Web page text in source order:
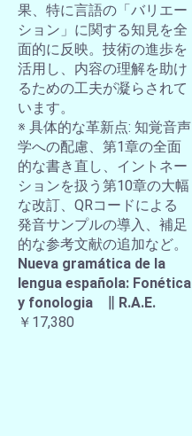
果、特に言語の「バリエー
ション」に関する知見を全
面的に反映。技術の進歩を
活用し、内容の理解を助け
るための工夫が凝らされて
います。
※ 具体的な革新点: 知覚音声
学への配慮、第1章の全面
的な書き直し、イントネー
ションを扱う第10章の大幅
な改訂、QRコードによる
発音サンプルの導入、補足
的な参考文献の追加など。
Nueva gramática de la
lengua española: Fonética
y fonologia ∥ R.A.E.
￥17,380